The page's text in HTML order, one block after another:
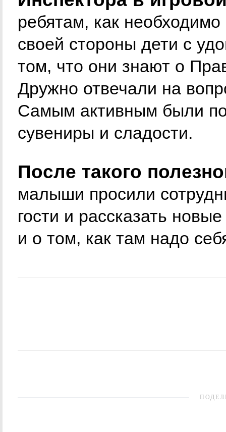
ребятам, как
своей стороны дети с
том, что они знают о
Дружно отвечали на
Самым активным были
сувениры и сладости.
После такого
малыши просили
гости и рассказать
и о том, как там надо